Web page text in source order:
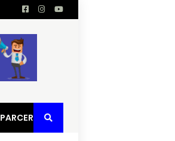
PARCERIAS